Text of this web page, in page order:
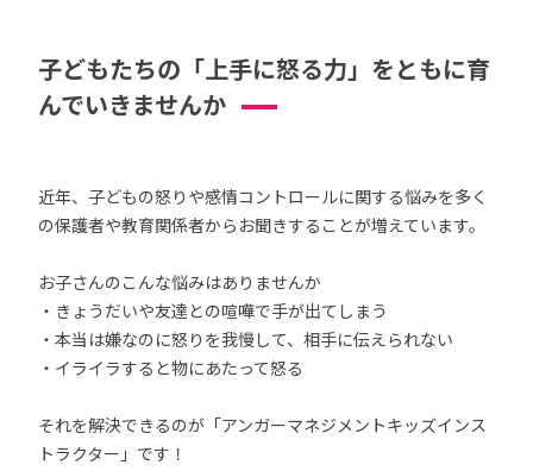
子どもたちの「上手に怒る力」をともに育
んでいきませんか
近年、子どもの怒りや感情コントロールに関する悩みを多く
の保護者や教育関係者からお聞きすることが増えています。
お子さんのこんな悩みはありませんか
・きょうだいや友達との喧嘩で手が出てしまう
・本当は嫌なのに怒りを我慢して、相手に伝えられない
・イライラすると物にあたって怒る
それを解決できるのが「アンガーマネジメントキッズインス
トラクター」です！